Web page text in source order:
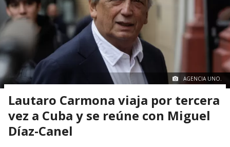
AGENCIA UNO.
Lautaro Carmona viaja por tercera
vez a Cuba y se reúne con Miguel
Díaz-Canel